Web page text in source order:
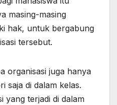
masing-masing
hak, untuk bergabung
tersebut.
organisasi juga hanya
saja di dalam kelas.
yang terjadi di dalam